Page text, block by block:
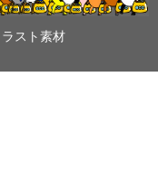
スト素材
